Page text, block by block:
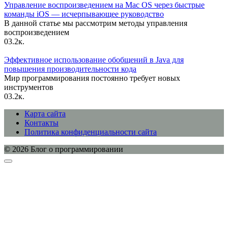
Управление воспроизведением на Mac OS через быстрые
команды iOS — исчерпывающее руководство
В данной статье мы рассмотрим методы управления
воспроизведением
03.2к.
Эффективное использование обобщений в Java для
повышения производительности кода
Мир программирования постоянно требует новых
инструментов
03.2к.
Карта сайта
Контакты
Политика конфиденциальности сайта
© 2026 Блог о программировании